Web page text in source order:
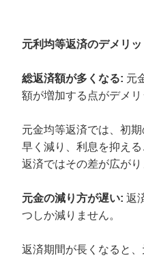
元利均等返済のデメリッ
総返済額が多くなる: 元
額が増加する点がデメリ
元金均等返済では、初
早く減り、利息を抑え
返済ではその差が広がり
元金の減り方が遅い: 返
つしか減りません。
返済期間が長くなると